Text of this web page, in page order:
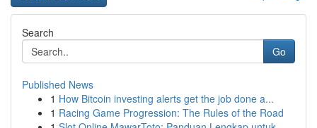
Search
Go
Published News
1 How Bitcoin investing alerts get the job done a...
1 Racing Game Progression: The Rules of the Road